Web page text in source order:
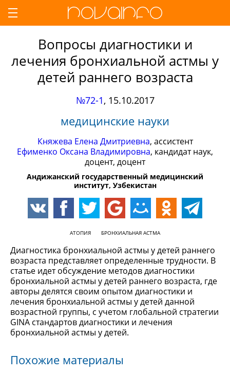
Вопросы диагностики и
лечения бронхиальной астмы у
детей раннего возраста
№72-1, 15.10.2017
медицинские науки
Княжева Елена Дмитриевна, ассистент
Ефименко Оксана Владимировна, кандидат наук,
доцент, доцент
Андижанский государственный медицинский
институт, Узбекистан
АТОПИЯ БРОНХИАЛЬНАЯ АСТМА
Диагностика бронхиальной астмы у детей раннего
возраста представляет определенные трудности. В
статье идет обсуждение методов диагностики
бронхиальной астмы у детей раннего возраста, где
авторы делятся своим опытом диагностики и
лечения бронхиальной астмы у детей данной
возрастной группы, с учетом глобальной стратегии
GINA стандартов диагностики и лечения
бронхиальной астмы у детей.
Похожие материалы